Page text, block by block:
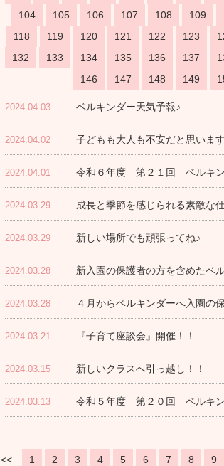
104
105 106 107 108 109
118
119 120 121 122 123
132
133 134 135 136 137
146
147 148 149
2024.04.03 ベルキンダー天気予報♪
2024.04.02 子どもも大人も不安だと思いま
2024.04.01 令和６年度 第２１回 ベルキン
2024.03.29 成長と季節を感じられる素敵な
2024.03.29 新しい場所でも頑張ってね♪
2024.03.28 新入園の保護者の方を含めたベ
2024.03.28 ４月からベルキンダーへ入園の
2024.03.21 『子育て座談会』開催！！
2024.03.15 新しいクラスへ引っ越し！！
2024.03.13 令和５年度 第２０回 ベルキン
<< 1 2 3 4 5 6 7 8 9